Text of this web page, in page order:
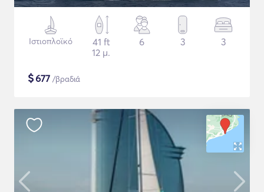
Ιστιοπλοϊκό
41 ft
12 μ.
6 3 3
$677 /βραδιά